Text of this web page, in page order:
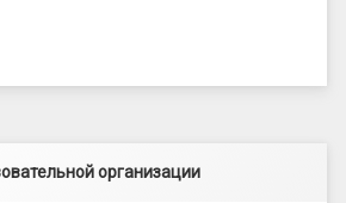
организации